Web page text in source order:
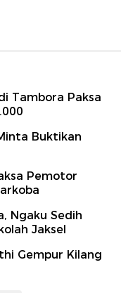
Tambora Paksa
Buktikan
Pemotor
Ngaku Sedih
Jaksel
Gempur Kilang